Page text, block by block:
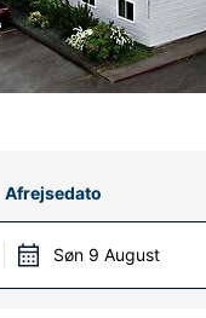
Afrejsedato
Søn 9 August